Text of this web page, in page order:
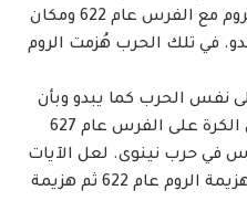
(69). الآية 67 تتحدث عن حرب الروم مع الفرس عام 622 ومكان
في تلك الحرب هُزمت الروم
نفس الحرب كما يبدو وبأن
الروم قد غُلبت. ثم أعاد ‏الروميون الكرة على الفرس عام 627
في حرب نينوى. لعل الآيات
‏الكريمة في السورتين تشير إلى هزيمة الروم عام 622 ثم هزيمة